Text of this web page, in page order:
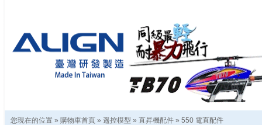
您現在的位置 » 購物車首頁 » 遥控模型 » 直昇機配件 » 550 電直配件